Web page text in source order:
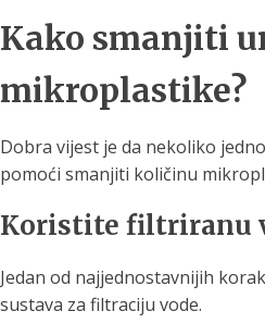
Kako smanjiti
mikroplastike?
Dobra vijest je da nekoliko
pomoći smanjiti količinu
Koristite filtriranu
Jedan od najjednostavnijih
sustava za filtraciju vode.